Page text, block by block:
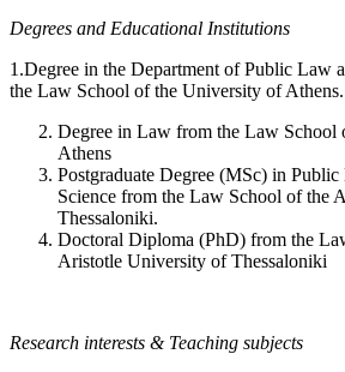
Degrees and Educational Institutions
1.Degree in the Department of Public Law
the Law School of the University of Athens.
Degree in Law from the Law School
Athens
Postgraduate Degree (MSc) in
Science from the Law School of the
Thessaloniki.
Doctoral Diploma (PhD) from the
Aristotle University of Thessaloniki
Research interests & Teaching subjects